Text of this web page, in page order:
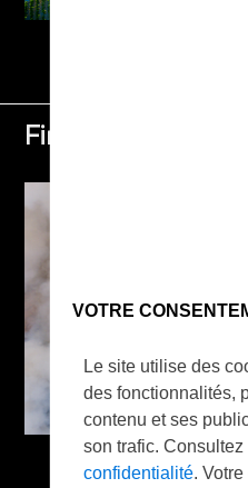
VOTRE
Le site utilise des
des fonctionnalités,
contenu et ses
son trafic. Consultez
confidentialité.
Fire, Search &